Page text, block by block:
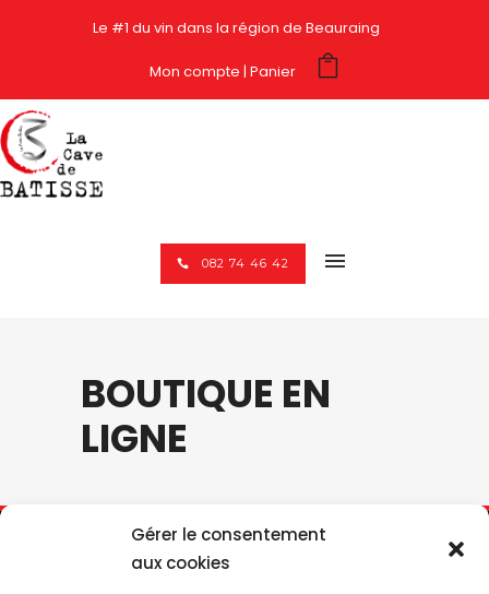
Gérer le consentement
aux cookies
Le #1 du vin dans la région de Beauraing
Mon compte Panier
082 74 46 42
BOUTIQUE EN
LIGNE
La Cave de Batisse - Website by